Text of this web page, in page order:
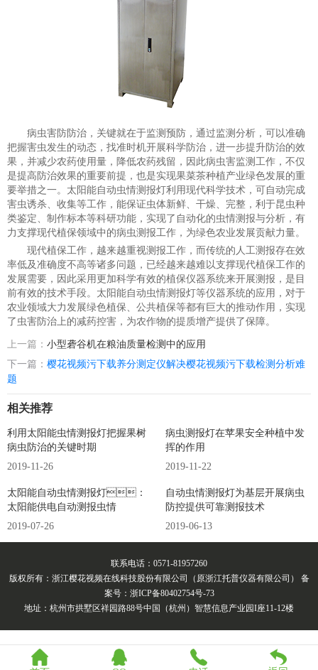
病虫害防防治，关键就在于监测预防，通过监测分析，可以准确
把握害虫发生的动态，找准时机开展科学防治，进一步提升防治的效
果，并减少农药使用量，降低农药残留，因此病虫害监测工作，不仅
是提高防治效果的重要前提，也是实现果菜茶种植产业绿色发展的重
要举措之一。太阳能自动虫情测报灯利用现代科学技术，可自动完成
害虫诱杀、收集等工作，能保证虫体新鲜、干燥、完整，利于昆虫种
类鉴定、制作标本等科研功能，实现了自动化的虫情测报与分析，有
力支撑现代植保领域中的病虫测报工作，为绿色农业发展贡献力量。
现代植保工作，越来越重视测报工作，而传统的人工测报存在效
率低及准确度不高等诸多问题，已经越来越难以支撑现代植保工作的
发展需要，因此采用更加科学有效的植保仪器系统来开展测报，是目
前有效的技术手段。太阳能自动虫情测报灯等仪器系统的应用，对于
农业领域大力发展绿色植保、公共植保等都有巨大的推动作用，实现
了虫害防治上的减药控害，为农作物的提质增产提供了保障。
上一篇： 小型砻谷机在粮油质量检测中的应用
下一篇： 樱花视频污下载养分测定仪解决樱花视频污下载检测分析难
题
相关推荐
利用太阳能虫情测报灯把握果树
病虫防治的关键时期
2019-11-26
病虫测报灯在苹果安全种植中发
挥的作用
2019-11-22
太阳能自动虫情测报灯：
太阳能供电自动测报虫情
2019-07-26
自动虫情测报灯为基层开展病虫
防控提供可靠测报技术
2019-06-13
联系电话：0571-81957260
版权所有：浙江樱花视频在线科技股份有限公司（原浙江托普仪器有限公司） 备
案号：浙ICP备80402754号-73
地址：杭州市拱墅区祥园路88号中国（杭州）智慧信息产业园I座11-12楼